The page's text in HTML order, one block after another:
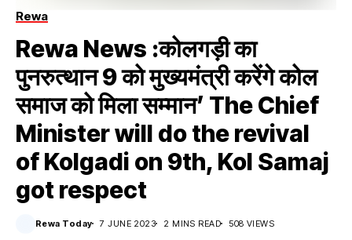
Rewa
Rewa News :कोलगड़ी का
पुनरुत्थान 9 को मुख्यमंत्री करेंगे कोल
समाज को मिला सम्मान’ The Chief
Minister will do the revival
of Kolgadi on 9th, Kol Samaj
got respect
Rewa Today 7 JUNE 2023 2 MINS READ 508 VIEWS